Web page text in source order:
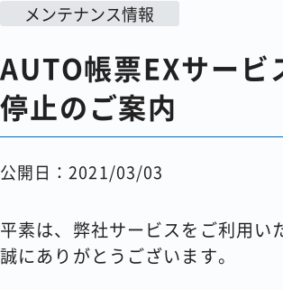
お客様の声
セミナー
FAQ
コラム
メンテナンス情報
AUTO帳票EXサービ
停止のご案内
公開日：2021/03/03
平素は、弊社サービスをご利用い
誠にありがとうございます。